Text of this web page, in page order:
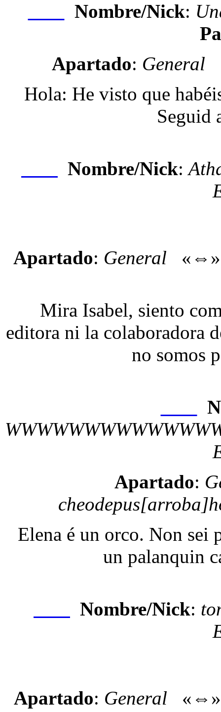
Nombre/Nick:
Apartado: General
Hola: He visto que
Seguid
Nombre/Nick:
Apartado: General
Mira Isabel, siento
editora ni la colaboradora
no somos
Apartado:
Elena é un orco. Non sei
un palanquin
Nombre/Nick:
Apartado: General